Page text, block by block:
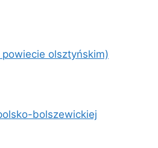
olsztyńskim)
bolszewickiej